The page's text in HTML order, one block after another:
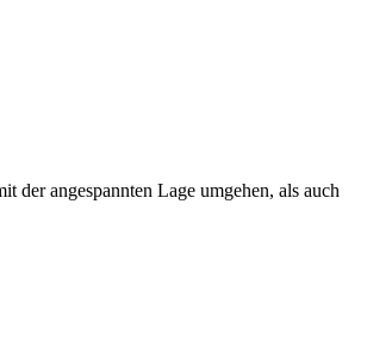
der angespannten Lage umgehen, als auch